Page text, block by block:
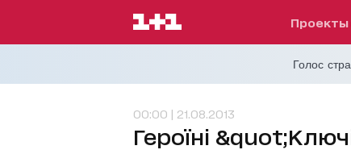
проекты
Голос
00:00 | 21.08.2013
Героїні